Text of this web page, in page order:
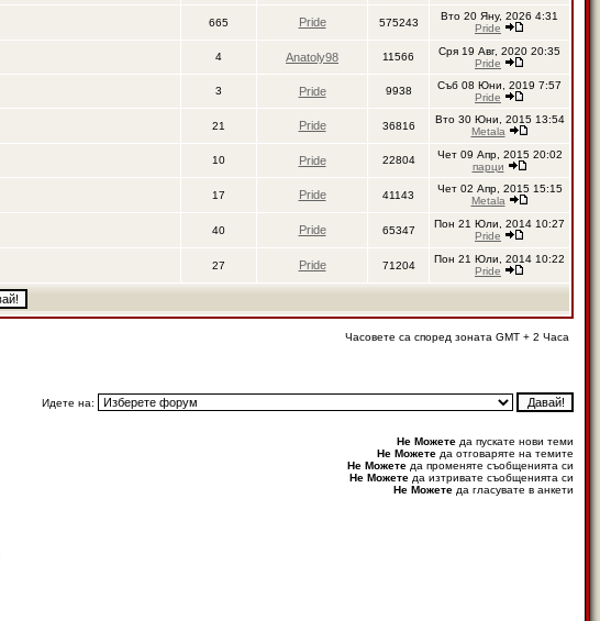
665 Pride 575243
Вто 20 Яну, 2026 4:31
Pride
4 Anatoly98 11566
Сря 19 Авг, 2020 20:35
Pride
3 Pride 9938
Съб 08 Юни, 2019 7:57
Pride
21 Pride 36816
Вто 30 Юни, 2015 13:54
Metala
10 Pride 22804
Чет 09 Апр, 2015 20:02
парци
17 Pride 41143
Чет 02 Апр, 2015 15:15
Metala
40 Pride 65347
Пон 21 Юли, 2014 10:27
Pride
27 Pride 71204
Пон 21 Юли, 2014 10:22
Pride
Часовете са според зоната GMT + 2 Часа
Идете на:
Не Можете да пускате нови теми
Не Можете да отговаряте на темите
Не Можете да променяте съобщенията си
Не Можете да изтривате съобщенията си
Не Можете да гласувате в анкети